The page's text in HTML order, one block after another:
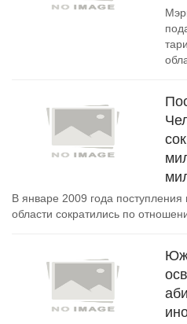
В январе 2009 года
области сократились по